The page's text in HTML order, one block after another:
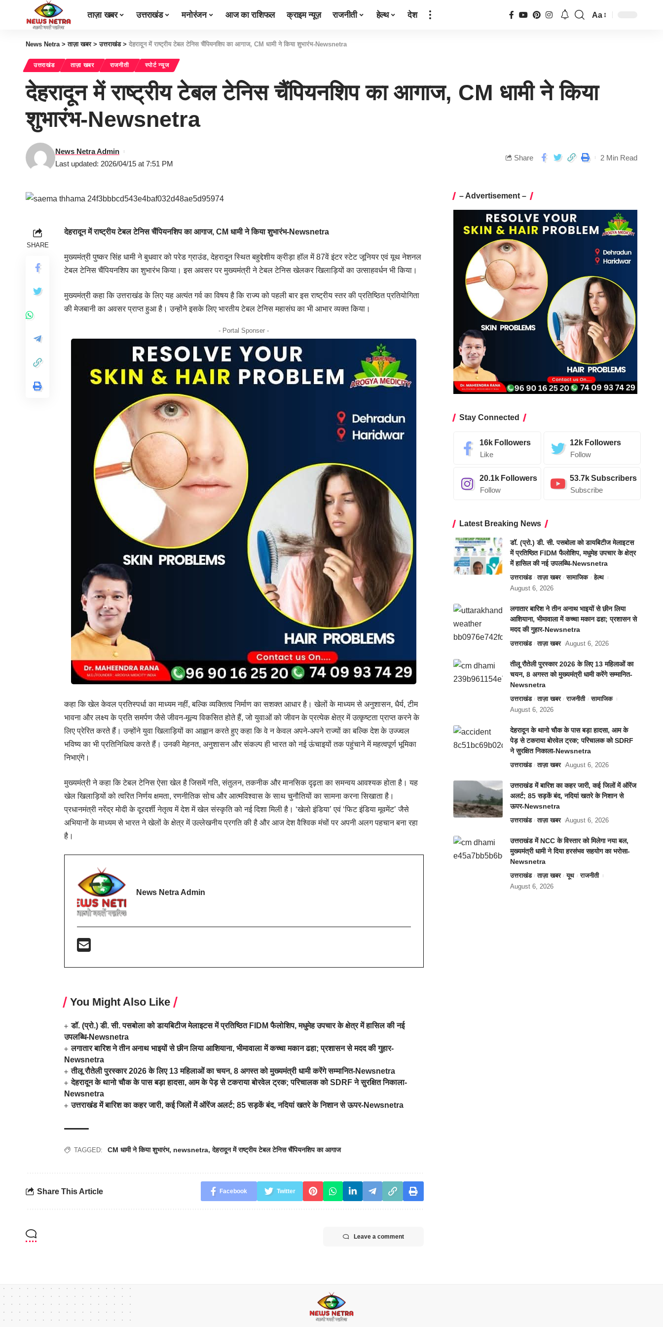
ताज़ा खबर उत्तराखंड मनोरंजन आज का राशिफल क्राइम न्यूज़ राजनीती हेल्थ देश Aa
News Netra>ताज़ा खबर>उत्तराखंड> देहरादून में राष्ट्रीय टेबल टेनिस चैंपियनशिप का आगाज, CM धामी ने किया शुभारंभ-Newsnetra
उत्तराखंड ताज़ा खबर राजनीती स्पोर्ट न्यूज
देहरादून में राष्ट्रीय टेबल टेनिस चैंपियनशिप का आगाज, CM धामी ने किया
शुभारंभ-Newsnetra
Last updated: 2026/04/15 at 7:51 PM
News Netra Admin
Share 2 Min Read
SHARE
देहरादून में राष्ट्रीय टेबल टेनिस चैंपियनशिप का आगाज, CM धामी ने किया शुभारंभ-Newsnetra
मुख्यमंत्री पुष्कर सिंह धामी ने बुधवार को परेड ग्राउंड, देहरादून स्थित बहुद्देशीय क्रीड़ा हॉल में 87वें इंटर स्टेट जूनियर एवं यूथ नेशनल
टेबल टेनिस चैंपियनशिप का शुभारंभ किया। इस अवसर पर मुख्यमंत्री ने टेबल टेनिस खेलकर खिलाड़ियों का उत्साहवर्धन भी किया।
मुख्यमंत्री कहा कि उत्तराखंड के लिए यह अत्यंत गर्व का विषय है कि राज्य को पहली बार इस राष्ट्रीय स्तर की प्रतिष्ठित प्रतियोगिता
की मेजबानी का अवसर प्राप्त हुआ है। उन्होंने इसके लिए भारतीय टेबल टेनिस महासंघ का भी आभार व्यक्त किया।
- Portal Sponser -
कहा कि खेल केवल प्रतिस्पर्धा का माध्यम नहीं, बल्कि व्यक्तित्व निर्माण का सशक्त आधार है। खेलों के माध्यम से अनुशासन, धैर्य, टीम
भावना और लक्ष्य के प्रति समर्पण जैसे जीवन-मूल्य विकसित होते हैं, जो युवाओं को जीवन के प्रत्येक क्षेत्र में उत्कृष्टता प्राप्त करने के
लिए प्रेरित करते हैं। उन्होंने युवा खिलाड़ियों का आह्वान करते हुए कहा कि वे न केवल अपने-अपने राज्यों का बल्कि देश के उज्ज्वल
भविष्य का भी प्रतिनिधित्व करते हैं। उनकी मेहनत, अनुशासन और संकल्प ही भारत को नई ऊंचाइयों तक पहुंचाने में महत्वपूर्ण भूमिका
निभाएंगे।
मुख्यमंत्री ने कहा कि टेबल टेनिस ऐसा खेल है जिसमें गति, संतुलन, तकनीक और मानसिक दृढ़ता का समन्वय आवश्यक होता है। यह
खेल खिलाड़ियों को त्वरित निर्णय क्षमता, रणनीतिक सोच और आत्मविश्वास के साथ चुनौतियों का सामना करना सिखाता है।
प्रधानमंत्री नरेंद्र मोदी के दूरदर्शी नेतृत्व में देश में खेल संस्कृति को नई दिशा मिली है। ‘खेलो इंडिया’ एवं ‘फिट इंडिया मूवमेंट’ जैसे
अभियानों के माध्यम से भारत ने खेलों के क्षेत्र में उल्लेखनीय प्रगति की है और आज देश वैश्विक मंचों पर अपनी अलग पहचान बना रहा
है।
News Netra Admin
You Might Also Like
डॉ. (प्रो.) डी. सी. पसबोला को डायबिटीज मेलाइटस में प्रतिष्ठित FIDM फैलोशिप, मधुमेह उपचार के क्षेत्र में हासिल की नई
उपलब्धि-Newsnetra
लगातार बारिश ने तीन अनाथ भाइयों से छीन लिया आशियाना, भीमावाला में कच्चा मकान ढहा; प्रशासन से मदद की गुहार-
Newsnetra
तीलू रौतेली पुरस्कार 2026 के लिए 13 महिलाओं का चयन, 8 अगस्त को मुख्यमंत्री धामी करेंगे सम्मानित-Newsnetra
देहरादून के थानो चौक के पास बड़ा हादसा, आम के पेड़ से टकराया बोरवेल ट्रक; परिचालक को SDRF ने सुरक्षित निकाला-
Newsnetra
उत्तराखंड में बारिश का कहर जारी, कई जिलों में ऑरेंज अलर्ट; 85 सड़कें बंद, नदियां खतरे के निशान से ऊपर-Newsnetra
TAGGED: CM धामी ने किया शुभारंभ, newsnetra,देहरादून में राष्ट्रीय टेबल टेनिस चैंपियनशिप का आगाज
Share This Article Facebook Twitter
Leave a comment
– Advertisement –
Stay Connected
16k Followers
Like
12k Followers
Follow
20.1k Followers
Follow
53.7kSubscribers
Subscribe
Latest Breaking News
डॉ. (प्रो.) डी. सी. पसबोला को डायबिटीज मेलाइटस
में प्रतिष्ठित FIDM फैलोशिप, मधुमेह उपचार के क्षेत्र
में हासिल की नई उपलब्धि-Newsnetra
उत्तराखंड ताज़ा खबर सामाजिक
हेल्थ
August 6, 2026
लगातार बारिश ने तीन अनाथ भाइयों से छीन लिया
आशियाना, भीमावाला में कच्चा मकान ढहा; प्रशासन से
मदद की गुहार-Newsnetra
उत्तराखंड ताज़ा खबर August 6, 2026
तीलू रौतेली पुरस्कार 2026 के लिए 13 महिलाओं का
चयन, 8 अगस्त को मुख्यमंत्री धामी करेंगे सम्मानित-
Newsnetra
उत्तराखंड ताज़ा खबर राजनीती
सामाजिक
August 6, 2026
देहरादून के थानो चौक के पास बड़ा हादसा, आम के
पेड़ से टकराया बोरवेल ट्रक; परिचालक को SDRF
ने सुरक्षित निकाला-Newsnetra
उत्तराखंड ताज़ा खबर August 6, 2026
उत्तराखंड में बारिश का कहर जारी, कई जिलों में ऑरेंज
अलर्ट; 85 सड़कें बंद, नदियां खतरे के निशान से
ऊपर-Newsnetra
उत्तराखंड ताज़ा खबर August 6, 2026
उत्तराखंड में NCC के विस्तार को मिलेगा नया बल,
मुख्यमंत्री धामी ने दिया हरसंभव सहयोग का भरोसा-
Newsnetra
उत्तराखंड ताज़ा खबर यूथ
राजनीती
August 6, 2026